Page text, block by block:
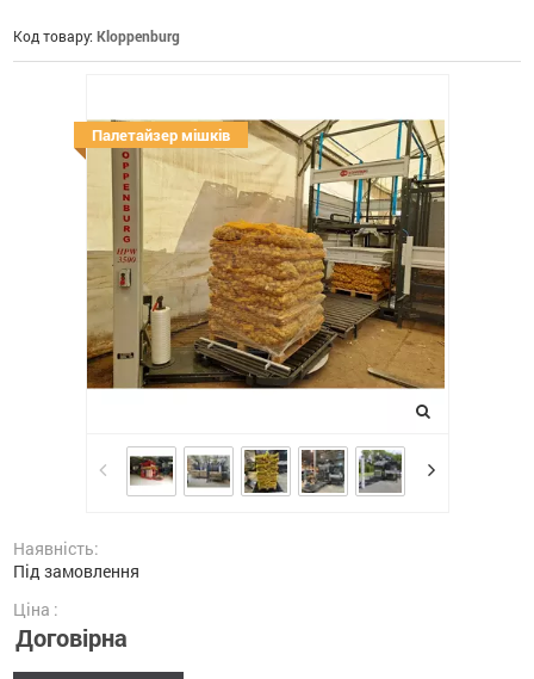
Код товару: Kloppenburg
Палетайзер мішків
Наявність:
Під замовлення
Ціна :
Договірна